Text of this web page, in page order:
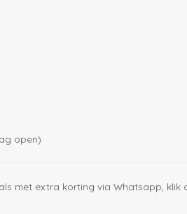
open)
met extra korting via Whatsapp, klik